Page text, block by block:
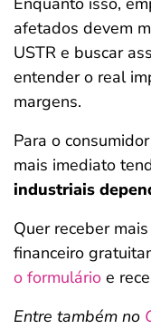
afetados devem
USTR e buscar
entender o real
margens.
Para o
mais imediato
industriais
Quer receber
financeiro
o formulário e
Entre também no